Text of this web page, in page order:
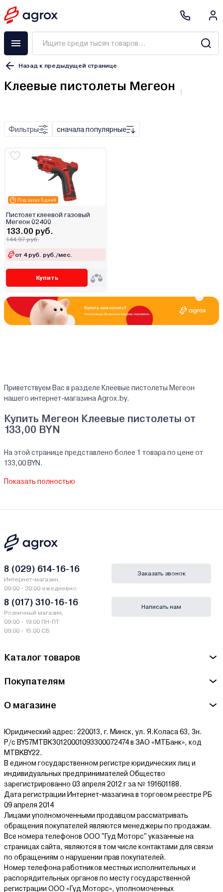
Назад к предыдущей странице
Клеевые пистолеты Мегеон 1
Фильтры сначала популярные
Под заказ 5 дней
Пистолет клеевой газовый
Мегеон 02400
133.00 руб.
144.97 руб.
от 4 руб. руб./мес.
Купить
Приветствуем Вас в разделе Клеевые пистолеты Мегеон
нашего интернет-магазина Agrox.by.
Купить Мегеон Клеевые пистолеты от
133,00 BYN
На этой странице представлено более 1 товара по цене от
133,00 BYN.
предоставляем официальную гарантию.
В нашем интернет-магазине Вы можете приобристи товары
Мегеон за наличный и безналичный расчет. А также в кредит,
ведущих банков Беларуси.
Гарантии и сервис - Клеевые пистолеты
Производитель Мегеон - АРКО Электроникс Лтд., Донггуан
Хумен Таун, Шутин Индастриал Зон 2, Дунгуань, Гуандун,
измерение», Гомельская обл., Гомель г., ЛЕНИНА пр., дом №
Ознакомиться с условиями оплаты и доставки товара можно
Показать полностью
Каталог товаров
Покупателям
О магазине
Юридический адрес: 220013, г. Минск, ул. Я.Коласа 63, 3н.
Р/с BY57MTBK30120001093300072474 в ЗАО «МТБанк», код
MTBKBY22.
В едином государственном регистре юридических лиц и
индивидуальных предпринимателей Общество
зарегистрированно 03 апреля 2012 г за № 191601188.
Дата регистрации Интернет-мазагина в торговом реестре РБ
09 апреля 2014
Лицами уполномоченными продавцом рассматривать
обращения покупателей являются менеджеры по продажам.
Все номера телефонов ООО "Гуд Моторс" указанные на
страницах сайта, являются в том числе контактами для связи
по обращениям о нарушении прав покупателей.
Номер телефона работников местных исполнительных и
распорядительных органов по месту государственной
регистрации ООО «Гуд Моторс», уполномоченных
8 (029) 614-16-16
Интернет-магазин,
09:00 - 20:00 ежедневно
8 (017) 310-16-16
Розничный магазин,
09:00 - 19:00 ПН-ПТ
09:00 - 15:00 СБ
Заказать звонок
Написать нам